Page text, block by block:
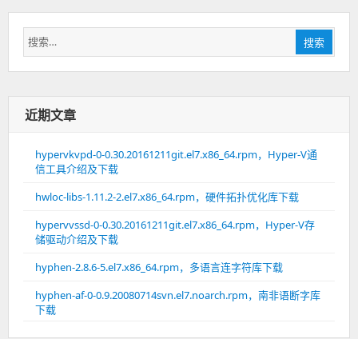
搜
索：
搜索
近期文章
hypervkvpd-0-0.30.20161211git.el7.x86_64.rpm，Hyper-V通
信工具介绍及下载
hwloc-libs-1.11.2-2.el7.x86_64.rpm，硬件拓扑优化库下载
hypervvssd-0-0.30.20161211git.el7.x86_64.rpm，Hyper-V存
储驱动介绍及下载
hyphen-2.8.6-5.el7.x86_64.rpm，多语言连字符库下载
hyphen-af-0-0.9.20080714svn.el7.noarch.rpm，南非语断字库
下载